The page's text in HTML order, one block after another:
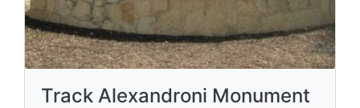
Track Alexandroni Monument